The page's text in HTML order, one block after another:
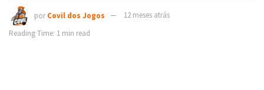
por Covil dos Jogos
12 meses atrás
Reading Time: 1 min read